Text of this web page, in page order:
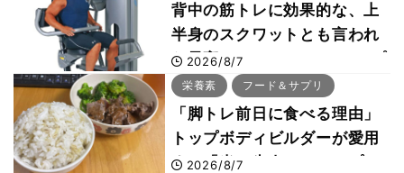
背中の筋トレに効果的な、上
半身のスクワットとも言われ
た最高マシン“ノーチラス・プ
ルオーバーマシン”とは？
2026/8/7
栄養素 フード＆サプリ
「脚トレ前日に食べる理由」
トップボディビルダーが愛用
する「米＋牛肉」のシンプル
2026/8/7